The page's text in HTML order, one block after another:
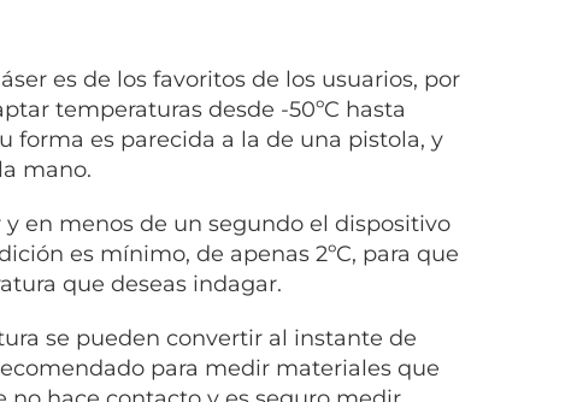
es de los favoritos de los usuarios, por
temperaturas desde -50ºC hasta
forma es parecida a la de una pistola, y
mano.
en menos de un segundo el dispositivo
es mínimo, de apenas 2ºC, para que
que deseas indagar.
se pueden convertir al instante de
para medir materiales que